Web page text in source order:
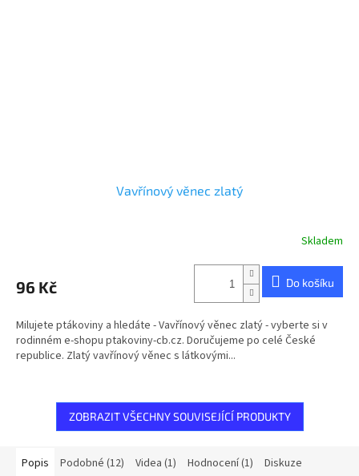
Vavřínový věnec zlatý
Skladem
96 Kč Do košíku
Milujete ptákoviny a hledáte - Vavřínový věnec zlatý - vyberte si v
rodinném e-shopu ptakoviny-cb.cz. Doručujeme po celé České
republice. Zlatý vavřínový věnec s látkovými...
ZOBRAZIT VŠECHNY SOUVISEJÍCÍ PRODUKTY
Popis Podobné (12) Videa (1) Hodnocení (1) Diskuze